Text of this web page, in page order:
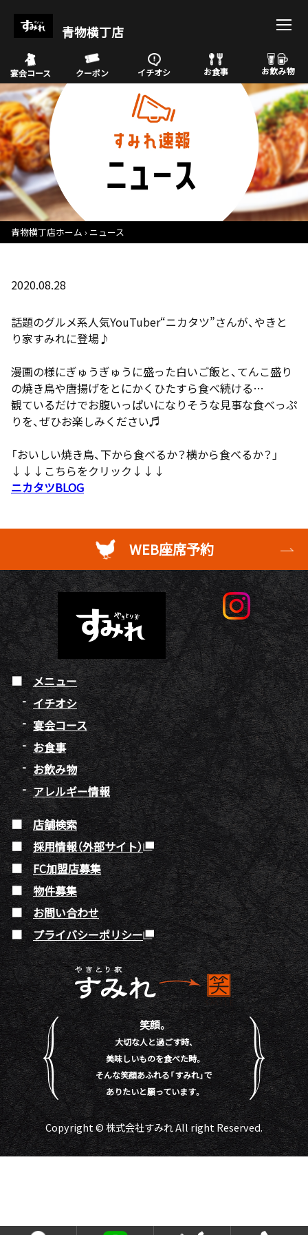
青物横丁店
宴会コース クーポン イチオシ お食事 お飲み物
青物横丁店ホーム ニュース
2020.08.28
話題のグルメ系人気YouTuber“ニカタツ”さんが、やきと
り家すみれに登場♪
漫画の様にぎゅうぎゅうに盛った白いご飯と、てんこ盛り
の焼き鳥や唐揚げをとにかくひたすら食べ続ける…
観ているだけでお腹いっぱいになりそうな見事な食べっぷ
りを、ぜひお楽しみください♬
「おいしい焼き鳥、下から食べるか？横から食べるか？」
↓↓↓こちらをクリック↓↓↓
ニカタツBLOG
WEB座席予約
メニュー
イチオシ
宴会コース
お食事
お飲み物
アレルギー情報
店舗検索
採用情報（外部サイト）
FC加盟店募集
物件募集
お問い合わせ
プライバシーポリシー
笑顔。
大切な人と過ごす時、
美味しいものを食べた時。
そんな笑顔あふれる「すみれ」で
ありたいと願っています。
Copyright © 株式会社すみれ All right Reserved.